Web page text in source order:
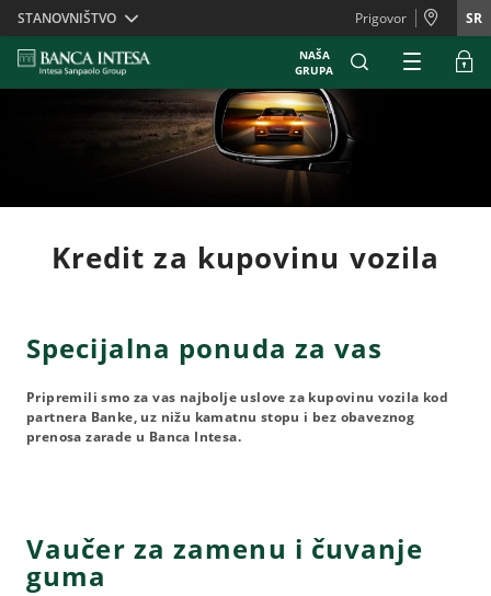
Skiplinks
STANOVNIŠTVO Prigovor SR
NAŠA
GRUPA
Kredit za kupovinu vozila
Specijalna ponuda za vas
Pripremili smo za vas najbolje uslove za kupovinu vozila kod
partnera Banke, uz nižu kamatnu stopu i bez obaveznog
prenosa zarade u Banca Intesa.
Vaučer za zamenu i čuvanje
guma